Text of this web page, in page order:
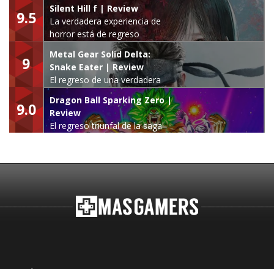
9.5
Silent Hill f | Review
La verdadera experiencia de
horror está de regreso
9
Metal Gear Solid Delta:
Snake Eater | Review
El regreso de una verdadera
leyenda
9.0
Dragon Ball Sparking Zero |
Review